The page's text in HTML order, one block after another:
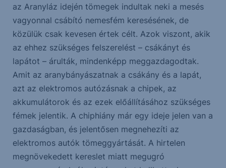
az Aranyláz idején tömegek indultak neki a mesés
vagyonnal csábító nemesfém keresésének, de
közülük csak kevesen értek célt. Azok viszont, akik
az ehhez szükséges felszerelést – csákányt és
lapátot – árulták, mindenképp meggazdagodtak.
Amit az aranybányászatnak a csákány és a lapát,
azt az elektromos autózásnak a chipek, az
akkumulátorok és az ezek előállításához szükséges
fémek jelentik. A chiphiány már egy ideje jelen van a
gazdaságban, és jelentősen megnehezíti az
elektromos autók tömeggyártását. A hirtelen
megnövekedett kereslet miatt megugró